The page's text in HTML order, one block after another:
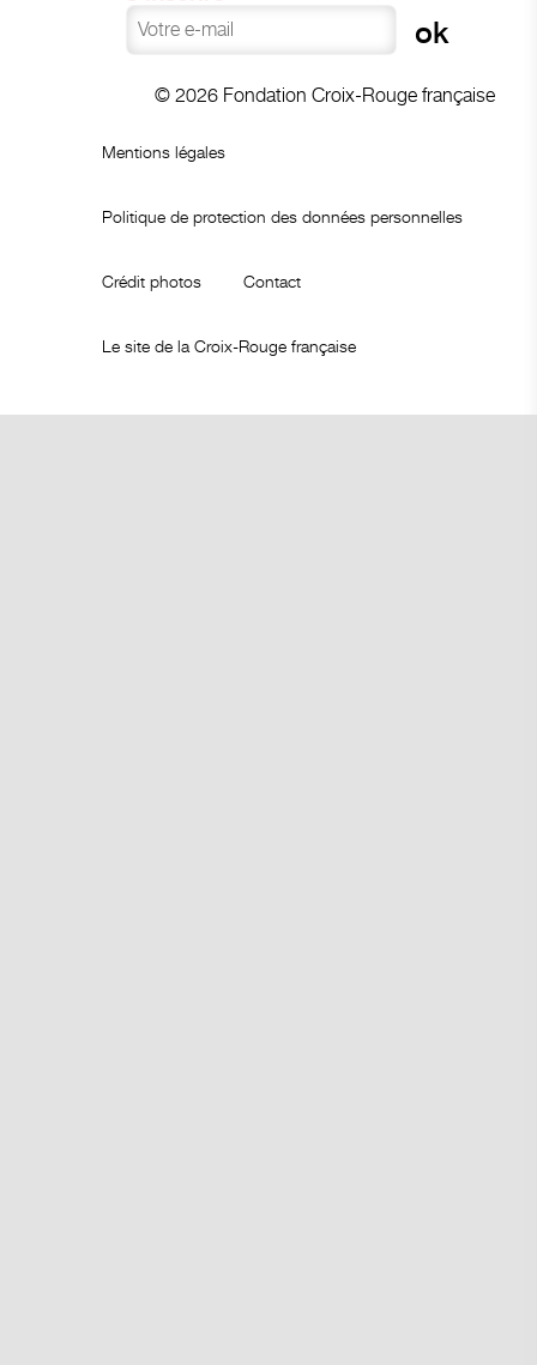
© 2026 Fondation Croix-Rouge française
Mentions légales
Politique de protection des données personnelles
Crédit photos Contact
Le site de la Croix-Rouge française